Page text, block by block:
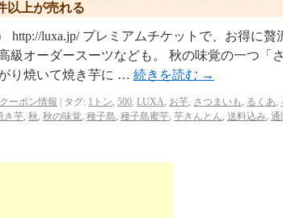
以上が売れる
http://luxa.jp/ プレミアムチケットで、お得に贅
級オーダースーツなども。 秋の味覚の一つ「
り焼いて焼き芋に … 続きを読む →
ーポン情報 タグ: 1トン, 500, LUXA, お芋, さつまいも , るくあ,
き芋, 秋, 秋の味覚, 種子島, 種子島蜜芋, 芋きんとん, 送料込み, 通